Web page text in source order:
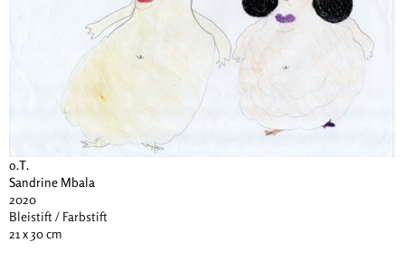
o.T.
Sandrine Mbala
2020
Bleistift / Farbstift
21 x 30 cm